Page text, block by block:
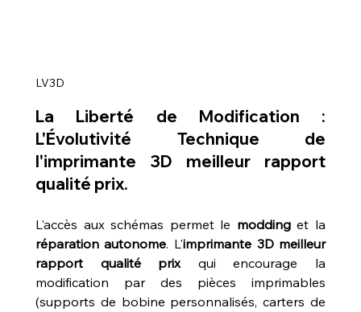
LV3D
La Liberté de Modification :
L'Évolutivité Technique de
l'imprimante 3D meilleur rapport
qualité prix.
L'accès aux schémas permet le modding
réparation autonome. L'imprimante 3D meilleur
rapport qualité prix qui encourage la
modification par des pièces imprimables
(supports de bobine personnalisés, carters de